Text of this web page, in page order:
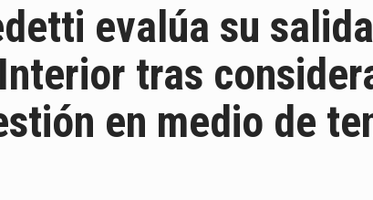
evalúa su
tras
en medio de